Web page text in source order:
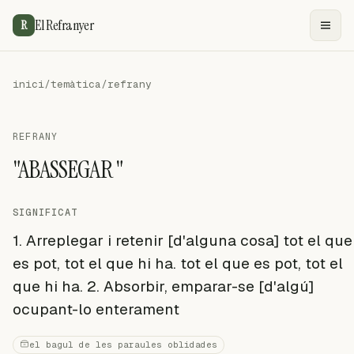
R El Refranyer
inici/temàtica/refrany
REFRANY
"ABASSEGAR "
SIGNIFICAT
1. Arreplegar i retenir [d'alguna cosa] tot el que
es pot, tot el que hi ha. tot el que es pot, tot el
que hi ha. 2. Absorbir, emparar-se [d'algú]
ocupant-lo enterament
el bagul de les paraules oblidades